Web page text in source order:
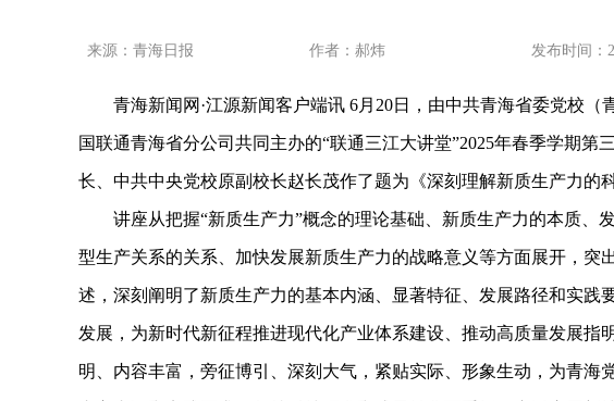
来源：青海日报 作者： 郝炜 发布时间：
青海新闻网·江源新闻客户端讯 6月20日，由中共青海省委党校（
国联通青海省分公司共同主办的“联通三江大讲堂”2025年春季学期第
长、中共中央党校原副校长赵长茂作了题为《深刻理解新质生产力的
讲座从把握“新质生产力”概念的理论基础、新质生产力的本质、
型生产关系的关系、加快发展新质生产力的战略意义等方面展开，突
述，深刻阐明了新质生产力的基本内涵、显著特征、发展路径和实践
发展，为新时代新征程推进现代化产业体系建设、推动高质量发展指
明、内容丰富，旁征博引、深刻大气，紧贴实际、形象生动，为青海